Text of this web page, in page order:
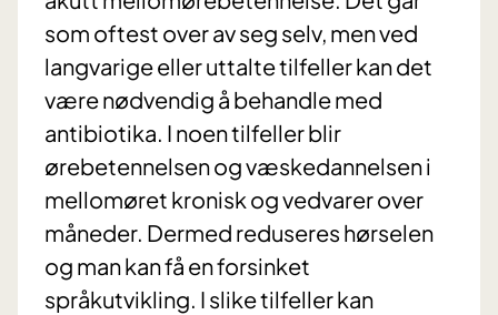
som oftest over av seg selv, men ved
langvarige eller uttalte tilfeller kan det
være nødvendig å behandle med
antibiotika. I noen tilfeller blir
ørebetennelsen og væskedannelsen i
mellomøret kronisk og vedvarer over
måneder. Dermed reduseres hørselen
og man kan få en forsinket
språkutvikling. I slike tilfeller kan